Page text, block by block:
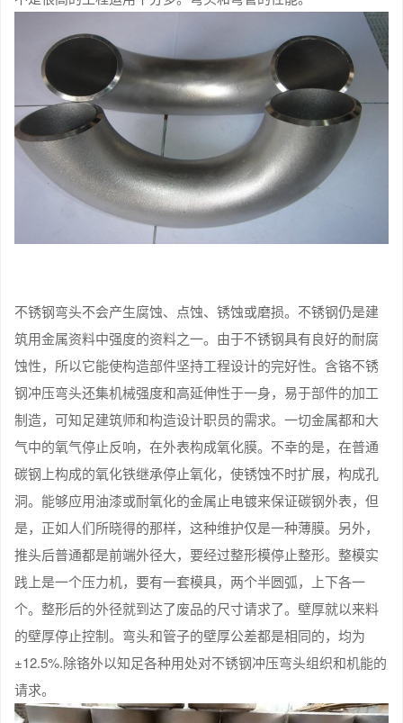
不锈钢弯头不会产生腐蚀、点蚀、锈蚀或磨损。不锈钢仍是建
筑用金属资料中强度的资料之一。由于不锈钢具有良好的耐腐
蚀性，所以它能使构造部件坚持工程设计的完好性。含铬不锈
钢冲压弯头还集机械强度和高延伸性于一身，易于部件的加工
制造，可知足建筑师和构造设计职员的需求。一切金属都和大
气中的氧气停止反响，在外表构成氧化膜。不幸的是，在普通
碳钢上构成的氧化铁继承停止氧化，使锈蚀不时扩展，构成孔
洞。能够应用油漆或耐氧化的金属止电镀来保证碳钢外表，但
是，正如人们所晓得的那样，这种维护仅是一种薄膜。另外，
推头后普通都是前端外径大，要经过整形模停止整形。整模实
践上是一个压力机，要有一套模具，两个半圆弧，上下各一
个。整形后的外径就到达了废品的尺寸请求了。壁厚就以来料
的壁厚停止控制。弯头和管子的壁厚公差都是相同的，均为
±12.5%.除铬外以知足各种用处对不锈钢冲压弯头组织和机能的
请求。